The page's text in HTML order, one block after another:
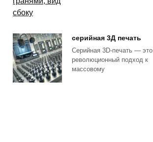
серийная 3Д печать
Серийная 3D-печать — это
революционный подход к
массовому